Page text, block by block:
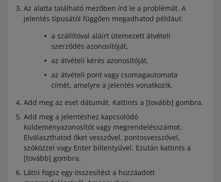
Az alatta található mezőben írd le a problémát. A
jelentés típusától függően megadhatod például:
a szállítóval aláírt ütemezett átvételi
szerződés azonosítóját,
az átvételi kérés azonosítóját,
az átvételi pont vagy csomagautomata
címét, amelyre a jelentés vonatkozik.
Add meg az eset dátumát. Kattints a [tovább] gombra.
Add meg a jelentéshez kapcsolódó
küldeményazonosítót vagy megrendelésszámot.
Elválaszthatod őket vesszővel, pontosvesszővel,
szóközzel vagy Enter billentyűvel. Ezután kattints a
[tovább] gombra.
Látni fogsz egy összesítést a hozzáadott